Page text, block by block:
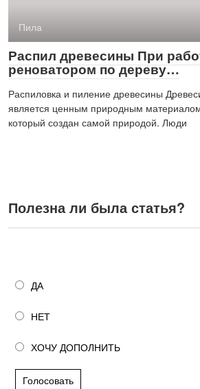
Пила
Распил древесины При
реноватором по дереву…
Распиловка и пиление древесины
является ценным природным
который создан самой природой. Люди
Полезна ли была статья?
ДА
НЕТ
ХОЧУ ДОПОЛНИТЬ
Голосовать